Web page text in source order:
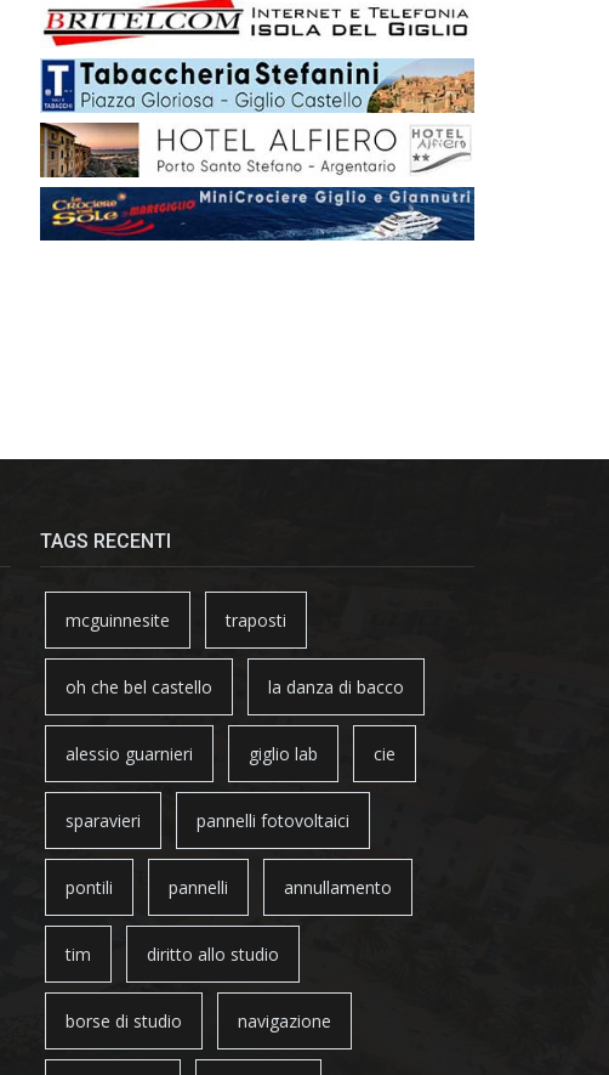
TAGS RECENTI
mcguinnesite traposti
oh che bel castello la danza di bacco
alessio guarnieri giglio lab cie
sparavieri pannelli fotovoltaici
pontili pannelli annullamento
tim diritto allo studio
borse di studio navigazione